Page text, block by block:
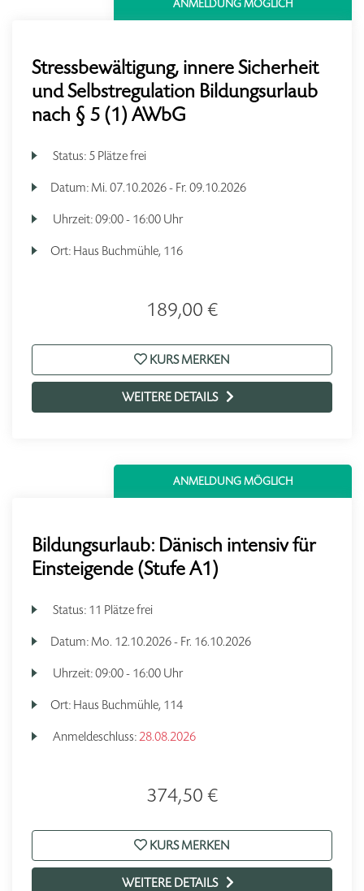
ANMELDUNG MÖGLICH
Stressbewältigung, innere Sicherheit
und Selbstregulation Bildungsurlaub
nach § 5 (1) AWbG
Status: 5 Plätze frei
Datum: Mi. 07.10.2026 - Fr. 09.10.2026
Uhrzeit:09:00 - 16:00 Uhr
Ort: Haus Buchmühle, 116
189,00 €
KURS MERKEN
WEITERE DETAILS
ANMELDUNG MÖGLICH
Bildungsurlaub: Dänisch intensiv für
Einsteigende (Stufe A1)
Status: 11 Plätze frei
Datum: Mo. 12.10.2026 - Fr. 16.10.2026
Uhrzeit:09:00 - 16:00 Uhr
Ort: Haus Buchmühle, 114
Anmeldeschluss:28.08.2026
374,50 €
KURS MERKEN
WEITERE DETAILS